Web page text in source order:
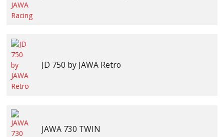
JD 750 by JAWA Retro
JAWA 730 TWIN